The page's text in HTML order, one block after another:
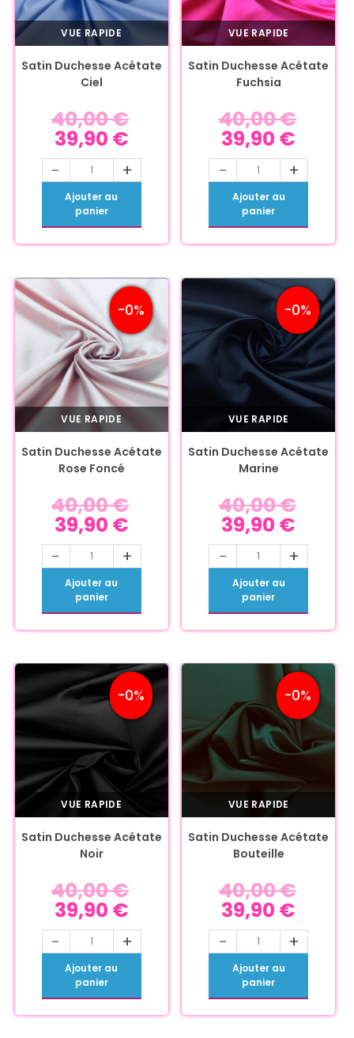
VUE RAPIDE
Satin Duchesse Acétate
Ciel
40,00€
39,90 €
- +
Ajouter au
panier
VUE RAPIDE
Satin Duchesse Acétate
Fuchsia
40,00€
39,90 €
- +
Ajouter au
panier
-0%
VUE RAPIDE
Satin Duchesse Acétate
Rose Foncé
40,00€
39,90 €
- +
Ajouter au
panier
-0%
VUE RAPIDE
Satin Duchesse Acétate
Marine
40,00€
39,90 €
- +
Ajouter au
panier
-0%
VUE RAPIDE
Satin Duchesse Acétate
Noir
40,00€
39,90 €
- +
Ajouter au
panier
-0%
VUE RAPIDE
Satin Duchesse Acétate
Bouteille
40,00€
39,90 €
- +
Ajouter au
panier